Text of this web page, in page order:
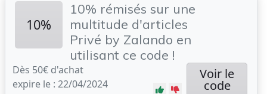
10%
10% rémisés sur une
multitude d'articles
Privé by Zalando en
utilisant ce code !
Dès 50€ d'achat
expire le : 22/04/2024
Voir le
code